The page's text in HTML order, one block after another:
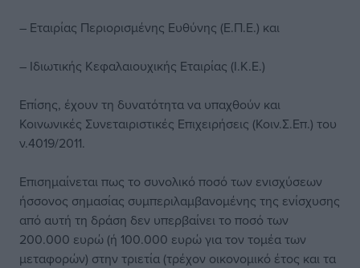
– Εταιρίας Περιορισμένης Ευθύνης (Ε.Π.Ε.) και
– Ιδιωτικής Κεφαλαιουχικής Εταιρίας (Ι.Κ.Ε.)
Επίσης, έχουν τη δυνατότητα να υπαχθούν και
Κοινωνικές Συνεταιριστικές Επιχειρήσεις (Κοιν.Σ.Επ.) του
ν.4019/2011.
Επισημαίνεται πως το συνολικό ποσό των ενισχύσεων
ήσσονος σημασίας συμπεριλαμβανομένης της ενίσχυσης
από αυτή τη δράση δεν υπερβαίνει το ποσό των
200.000 ευρώ (ή 100.000 ευρώ για τον τομέα των
μεταφορών) στην τριετία (τρέχον οικονομικό έτος και τα